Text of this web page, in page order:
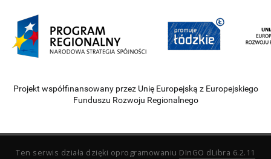
Projekt współfinansowany przez Unię Europejską z Europejskiego
Funduszu Rozwoju Regionalnego
Ten serwis działa dzięki oprogramowaniu DInGO dLibra 6.2.11